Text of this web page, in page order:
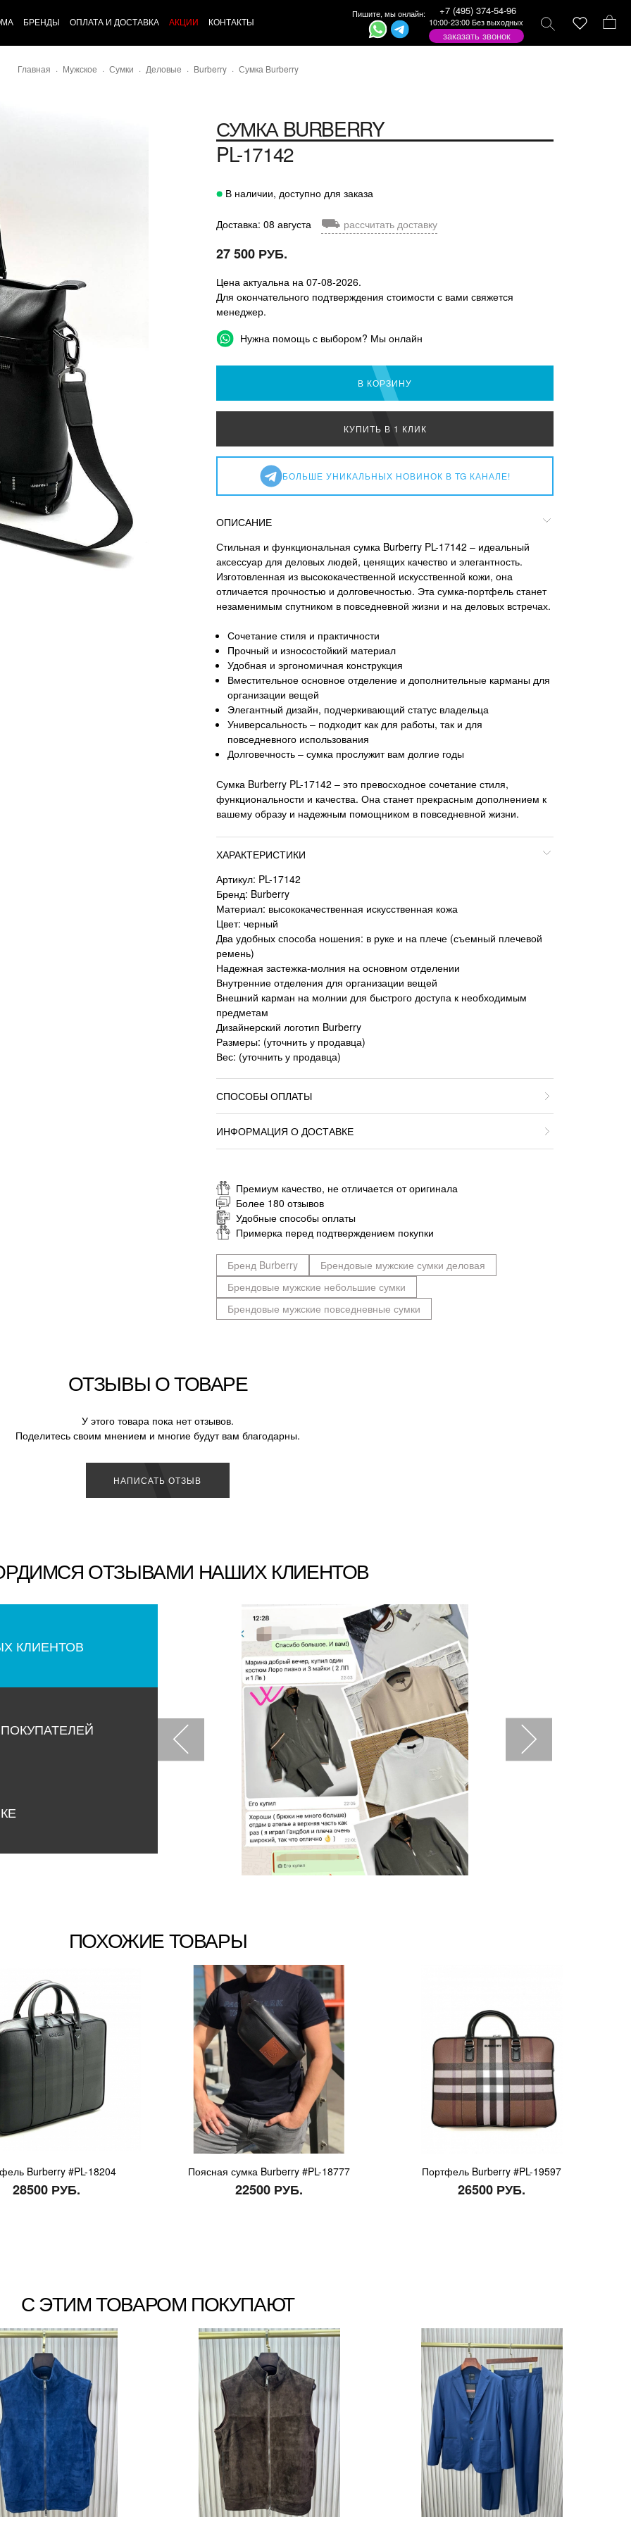
БРЕНДЫ ОПЛАТА И ДОСТАВКА АКЦИИ КОНТАКТЫ
Пишите, мы онлайн: +7 (495) 374-54-96
10:00-23:00 Без выходных
заказать звонок
Главная Мужское Сумки Деловые Burberry Сумка Burberry
СУМКА BURBERRY
PL-17142
В наличии, доступно для заказа
Доставка: 08 августа ⛟ рассчитать доставку
27 500 РУБ.
Цена актуальна на 07-08-2026.
Для окончательного подтверждения стоимости с вами свяжется
менеджер.
Нужна помощь с выбором? Мы онлайн
В КОРЗИНУ
КУПИТЬ В 1 КЛИК
БОЛЬШЕ УНИКАЛЬНЫХ НОВИНОК В TG КАНАЛЕ!
ОПИСАНИЕ
Стильная и функциональная сумка Burberry PL-17142 – идеальный
аксессуар для деловых людей, ценящих качество и элегантность.
Изготовленная из высококачественной искусственной кожи, она
отличается прочностью и долговечностью. Эта сумка-портфель станет
незаменимым спутником в повседневной жизни и на деловых встречах.
Сочетание стиля и практичности
Прочный и износостойкий материал
Удобная и эргономичная конструкция
Вместительное основное отделение и дополнительные карманы для
организации вещей
Элегантный дизайн, подчеркивающий статус владельца
Универсальность – подходит как для работы, так и для
повседневного использования
Долговечность – сумка прослужит вам долгие годы
Сумка Burberry PL-17142 – это превосходное сочетание стиля,
функциональности и качества. Она станет прекрасным дополнением к
вашему образу и надежным помощником в повседневной жизни.
ХАРАКТЕРИСТИКИ
Артикул: PL-17142
Бренд: Burberry
Материал: высококачественная искусственная кожа
Цвет: черный
Два удобных способа ношения: в руке и на плече (съемный плечевой
ремень)
Надежная застежка-молния на основном отделении
Внутренние отделения для организации вещей
Внешний карман на молнии для быстрого доступа к необходимым
предметам
Дизайнерский логотип Burberry
Размеры: (уточнить у продавца)
Вес: (уточнить у продавца)
СПОСОБЫ ОПЛАТЫ
ИНФОРМАЦИЯ О ДОСТАВКЕ
Премиум качество, не отличается от оригинала
Более 180 отзывов
Удобные способы оплаты
Примерка перед подтверждением покупки
Бренд Burberry
Брендовые мужские сумки деловая
Брендовые мужские небольшие сумки
Брендовые мужские повседневные сумки
ОТЗЫВЫ О ТОВАРЕ
У этого товара пока нет отзывов.
Поделитесь своим мнением и многие будут вам благодарны.
НАПИСАТЬ ОТЗЫВ
ОТЗЫВАМИ НАШИХ КЛИЕНТОВ
КЛИЕНТОВ
ПОХОЖИЕ ТОВАРЫ
Burberry #PL-18204
28500 РУБ.
Поясная сумка Burberry #PL-18777
22500 РУБ.
Портфель Burberry #PL-19597
26500 РУБ.
С ЭТИМ ТОВАРОМ ПОКУПАЮТ